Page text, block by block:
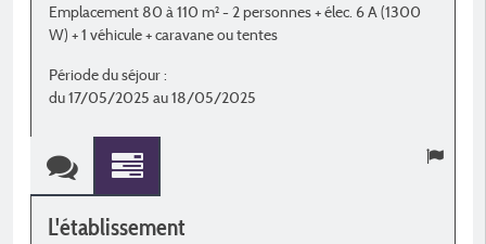
Emplacement 80 à 110 m² - 2 personnes + élec. 6 A (1300
W) + 1 véhicule + caravane ou tentes
Période du séjour :
du 17/05/2025 au 18/05/2025
L'établissement